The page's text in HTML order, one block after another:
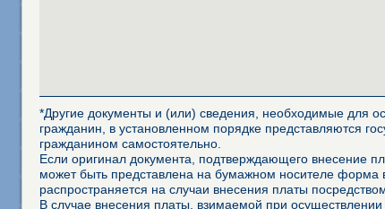
*Другие документы и (или) сведения, необходимые для
гражданин, в установленном порядке представляются
гражданином самостоятельно.
Если оригинал документа, подтверждающего внесение
может быть представлена на бумажном носителе форма
распространяется на случаи внесения платы
В случае внесения платы, взимаемой при